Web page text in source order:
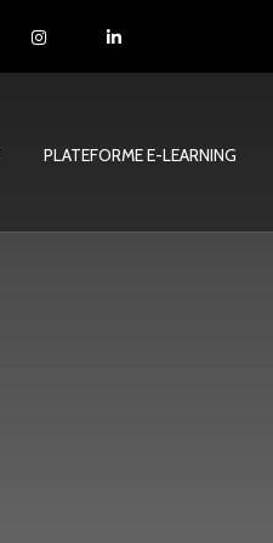
PLATEFORME E-LEARNING